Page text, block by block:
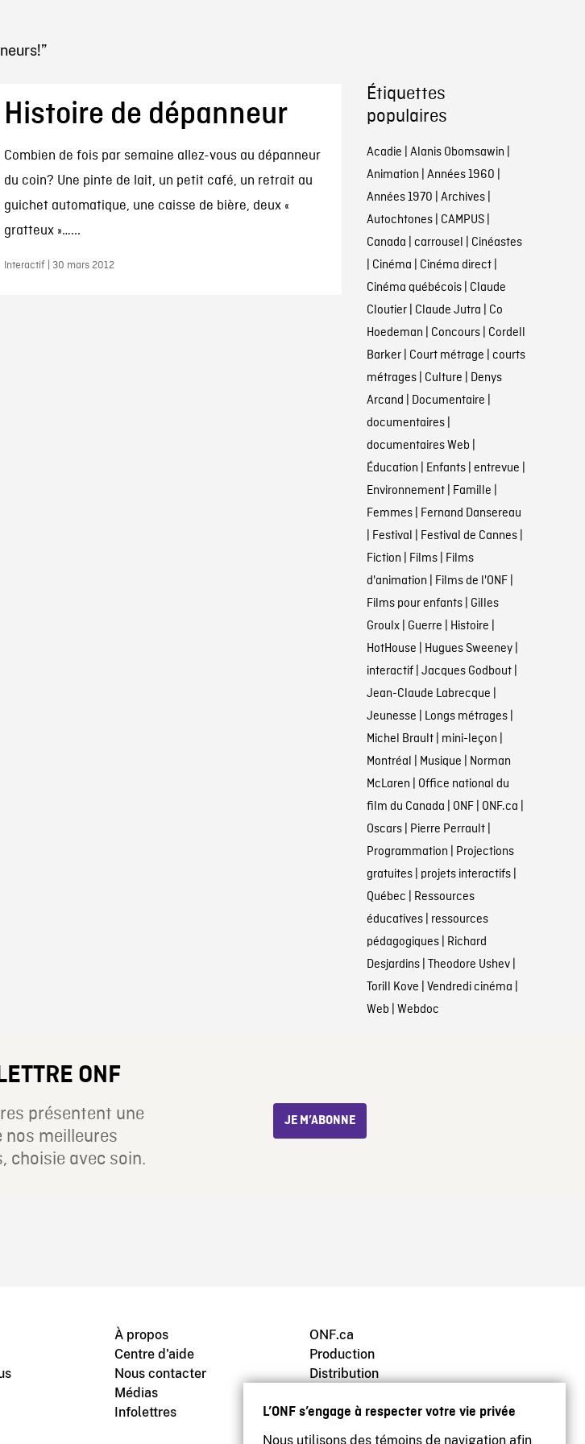
L’ONF s’engage à respecter votre vie privée
Nous utilisons des témoins de navigation afin
Histoire de dépanneur
Combien de fois par semaine allez-vous au dépanneur
du coin? Une pinte de lait, un petit café, un retrait au
guichet automatique, une caisse de bière, deux «
gratteux »…...
Interactif | 30 mars 2012
Étiquettes
populaires
Acadie | Alanis Obomsawin |
Animation | Années 1960 |
Années 1970 | Archives|
Autochtones| CAMPUS|
Canada | carrousel | Cinéastes
| Cinéma | Cinéma direct|
Cinéma québécois| Claude
Cloutier| Claude Jutra | Co
Hoedeman | Concours| Cordell
Barker| Court métrage | courts
métrages| Culture | Denys
Arcand | Documentaire |
documentaires|
documentaires Web |
Éducation | Enfants| entrevue |
Environnement| Famille |
Femmes| Fernand Dansereau
| Festival | Festival de Cannes|
Fiction | Films| Films
d'animation | Films de l'ONF|
Films pour enfants| Gilles
Groulx| Guerre | Histoire |
HotHouse | Hugues Sweeney|
interactif| Jacques Godbout|
Jean-Claude Labrecque |
Jeunesse | Longs métrages|
Michel Brault| mini-leçon |
Montréal | Musique | Norman
McLaren | Office national du
film du Canada | ONF| ONF.ca |
Oscars| Pierre Perrault|
Programmation | Projections
gratuites| projets interactifs|
Québec | Ressources
éducatives| ressources
pédagogiques| Richard
Desjardins| Theodore Ushev|
Torill Kove | Vendredi cinéma |
Web | Webdoc
ONF
présentent une
nos meilleures
choisie avec soin.
JE M’ABONNE
À propos
Centre d'aide
Nous contacter
Médias
Infolettres
ONF.ca
Production
Distribution
Archives